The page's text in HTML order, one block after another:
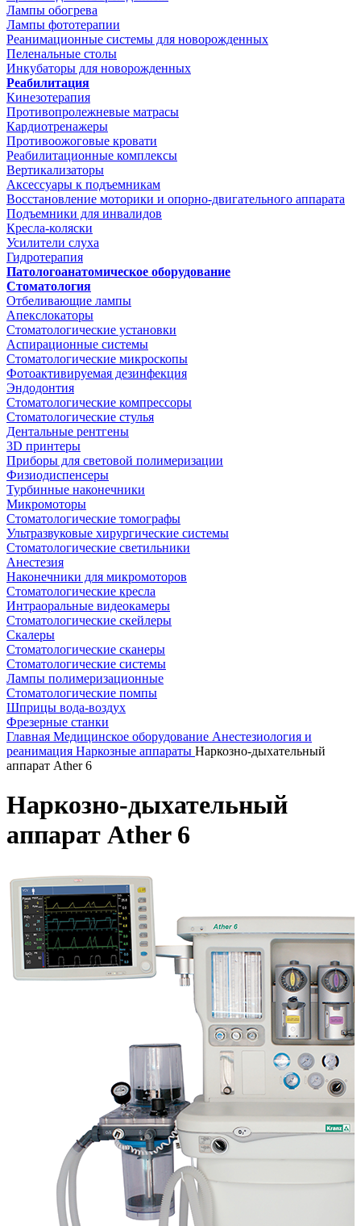
Лампы обогрева
Лампы фототерапии
Реанимационные системы для новорожденных
Пеленальные столы
Инкубаторы для новорожденных
Реабилитация
Кинезотерапия
Противопролежневые матрасы
Кардиотренажеры
Противоожоговые кровати
Реабилитационные комплексы
Вертикализаторы
Аксессуары к подъемникам
Восстановление моторики и опорно-двигательного аппарата
Подъемники для инвалидов
Кресла-коляски
Усилители слуха
Гидротерапия
Патологоанатомическое оборудование
Стоматология
Отбеливающие лампы
Апекслокаторы
Стоматологические установки
Аспирационные системы
Стоматологические микроскопы
Фотоактивируемая дезинфекция
Эндодонтия
Стоматологические компрессоры
Стоматологические стулья
Дентальные рентгены
3D принтеры
Приборы для световой полимеризации
Физиодиспенсеры
Турбинные наконечники
Микромоторы
Стоматологические томографы
Ультразвуковые хирургические системы
Стоматологические светильники
Анестезия
Наконечники для микромоторов
Стоматологические кресла
Интраоральные видеокамеры
Стоматологические скейлеры
Скалеры
Стоматологические сканеры
Стоматологические системы
Лампы полимеризационные
Стоматологические помпы
Шприцы вода-воздух
Фрезерные станки
Главная Медицинское оборудование Анестезиология и
реанимация Наркозные аппараты Наркозно-дыхательный
аппарат Ather 6
Наркозно-дыхательный
аппарат Ather 6